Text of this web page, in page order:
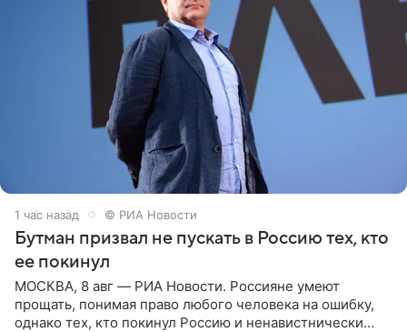
1 час назад © РИА Новости
Бутман призвал не пускать в Россию тех, кто
ее покинул
МОСКВА, 8 авг — РИА Новости. Россияне умеют
прощать, понимая право любого человека на ошибку,
однако тех, кто покинул Россию и ненавистнически